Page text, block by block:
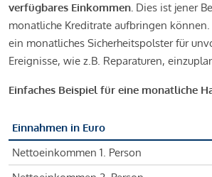
verfügbares Einkommen. Dies ist jener
monatliche Kreditrate aufbringen können.
ein monatliches Sicherheitspolster für
Ereignisse, wie z.B. Reparaturen,
Einfaches Beispiel für eine monatliche
Einnahmen in Euro
Nettoeinkommen 1. Person